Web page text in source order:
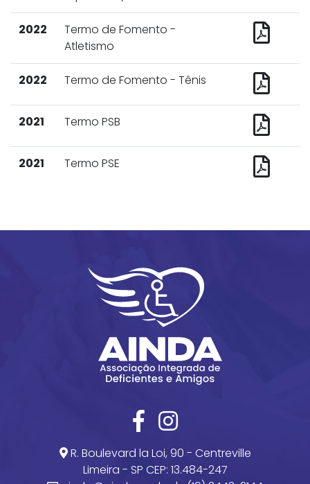
2022
Termo de Fomento -
Atletismo
2022 Termo de Fomento - Tênis
2021 Termo PSB
2021 Termo PSE
R. Boulevard la Loi, 90 - Centreville
Limeira - SP CEP: 13.484-247